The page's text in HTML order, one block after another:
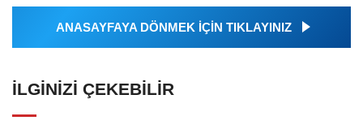
ANASAYFAYA DÖNMEK İÇİN TIKLAYINIZ
İLGINIZI ÇEKEBILIR